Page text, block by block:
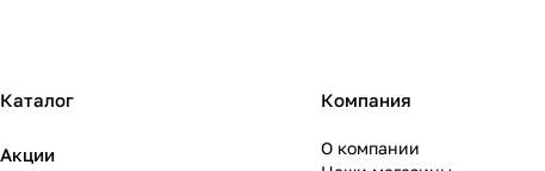
Каталог
Акции
Компания
О компании